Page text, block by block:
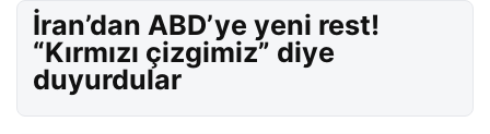
İran’dan ABD’ye yeni rest!
“Kırmızı çizgimiz” diye
duyurdular